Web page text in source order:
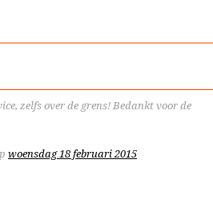
zelfs over de grens! Bedankt voor de
woensdag 18 februari 2015